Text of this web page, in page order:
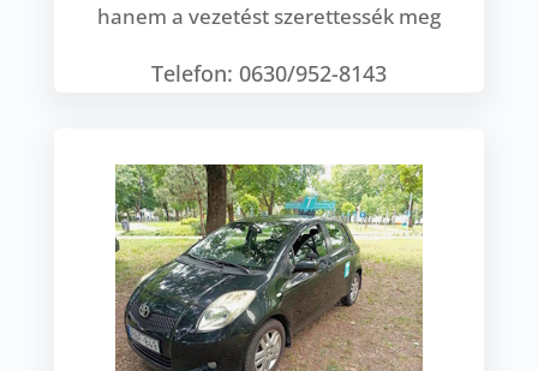
hanem a vezetést szerettessék meg
Telefon: 0630/952-8143